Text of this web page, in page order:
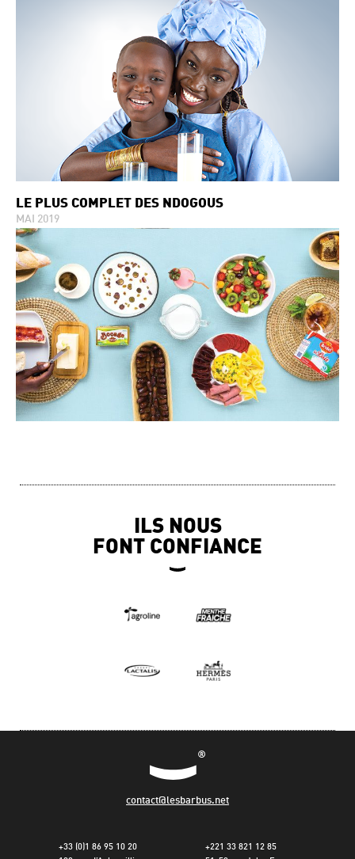
LE PLUS COMPLET DES NDOGOUS
MAI 2019
ILS NOUS
FONT CONFIANCE
contact@lesbarbus.net
+33 (0)1 86 95 10 20
+221 33 821 12 85